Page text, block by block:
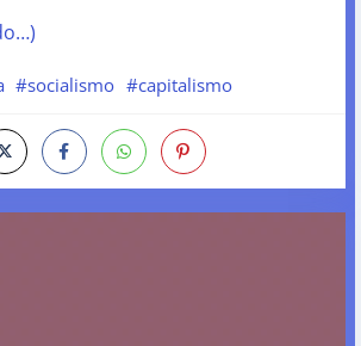
#socialismo #capitalismo